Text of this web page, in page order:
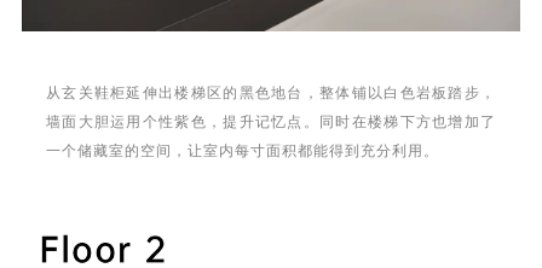
从玄关鞋柜延伸出楼梯区的黑色地台，整体铺以白色岩板踏步，
墙面大胆运用个性紫色，提升记忆点。同时在楼梯下方也增加了
一个储藏室的空间，让室内每寸面积都能得到充分利用。